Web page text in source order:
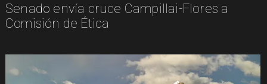
Senado envía cruce Campillai-Flores a
Comisión de Ética